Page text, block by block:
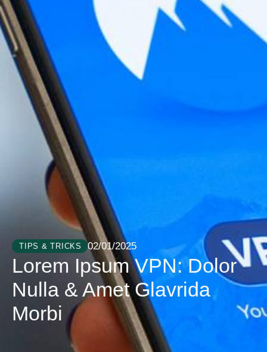
TIPS & TRICKS 02/01/2025
Lorem Ipsum VPN: Dolor
Nulla & Amet Glavrida
Morbi